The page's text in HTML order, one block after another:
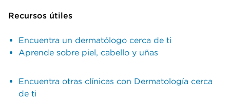
Recursos útiles
Encuentra un dermatólogo cerca de ti
Aprende sobre piel, cabello y uñas
Encuentra otras clínicas con Dermatología cerca
de ti